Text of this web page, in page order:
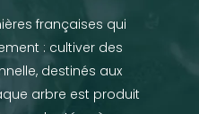
françaises qui
: cultiver des
destinés aux
arbre est produit